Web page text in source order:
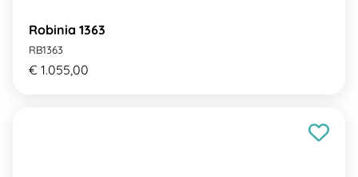
Robinia 1363
RB1363
€ 1.055,00